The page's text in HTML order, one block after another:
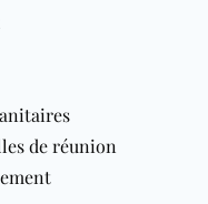
de réunion